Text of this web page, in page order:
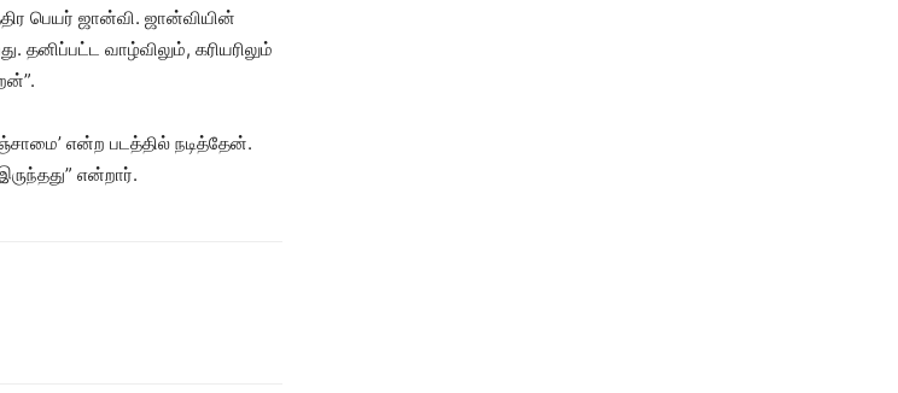
பெயர் ஜான்வி. ஜான்வியின்
வாழ்விலும், கரியரிலும்
என்ற படத்தில் நடித்தேன்.
என்றார்.